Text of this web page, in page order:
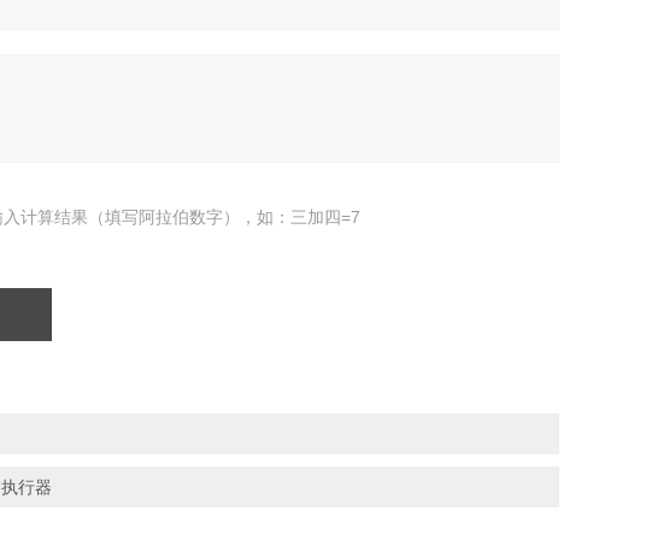
入计算结果（填写阿拉伯数字），如：三加四=7
行器